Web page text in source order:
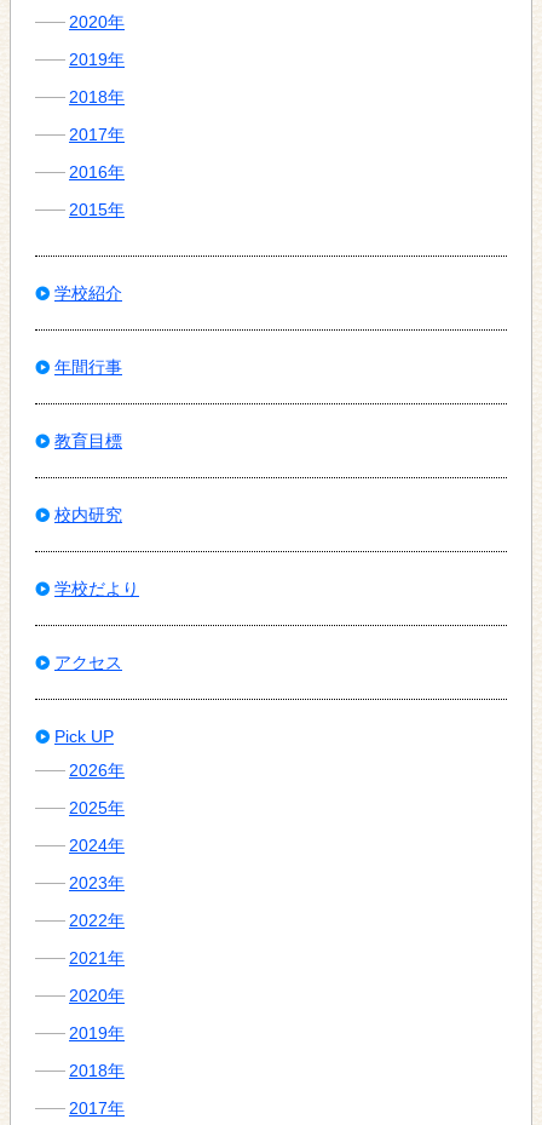
2020年
2019年
2018年
2017年
2016年
2015年
学校紹介
年間行事
教育目標
校内研究
学校だより
アクセス
Pick UP
2026年
2025年
2024年
2023年
2022年
2021年
2020年
2019年
2018年
2017年